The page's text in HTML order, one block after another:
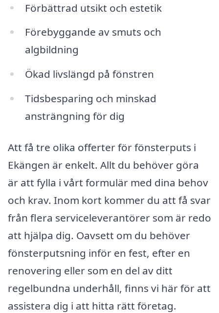
Förbättrad utsikt och estetik
Förebyggande av smuts och
algbildning
Ökad livslängd på fönstren
Tidsbesparing och minskad
ansträngning för dig
Att få tre olika offerter för fönsterputs i
Ekängen är enkelt. Allt du behöver göra
är att fylla i vårt formulär med dina behov
och krav. Inom kort kommer du att få svar
från flera serviceleverantörer som är redo
att hjälpa dig. Oavsett om du behöver
fönsterputsning inför en fest, efter en
renovering eller som en del av ditt
regelbundna underhåll, finns vi här för att
assistera dig i att hitta rätt företag.